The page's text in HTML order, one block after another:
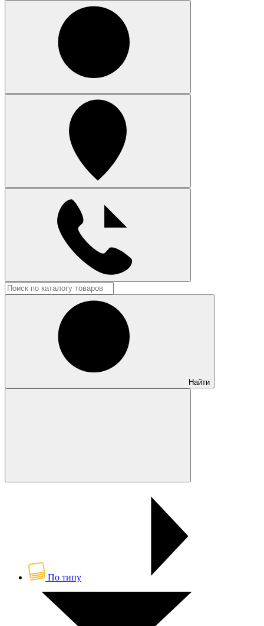
Найти
По типу